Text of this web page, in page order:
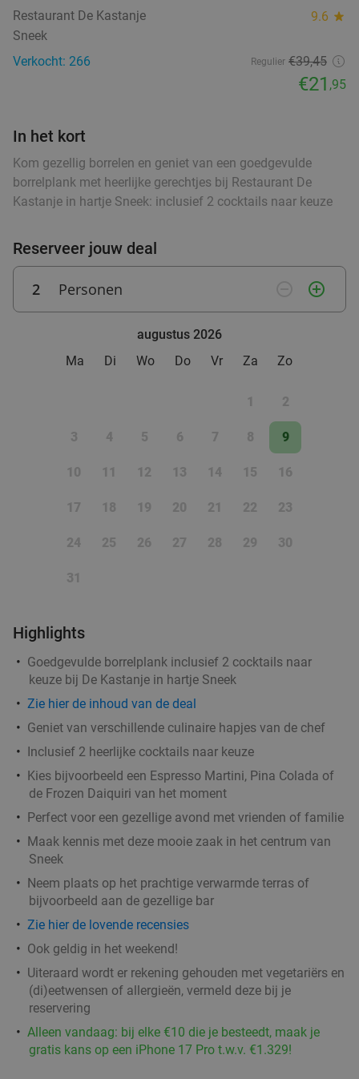
food
food
Wo
Hof van Oldeberkoop
9.6star
27 min.directions_car
44%
3-gangen keuzediner bij Heerlijkheid
Heerlijkheid
Marum directions_car
,20
Restaurant De Kastanje 9.6 star
Sneek
Verkocht: 266
Regulier €39,45
€21 ,95
In het kort
Kom gezellig borrelen en geniet van een goedgevulde
borrelplank met heerlijke gerechtjes bij Restaurant De
Kastanje in hartje Sneek: inclusief 2 cocktails naar keuze
Reserveer jouw deal
2 Personen add_circle_outline
augustus 2026
Ma
Di Wo Do Vr Za Zo
1 2
3 4 5 6 7 8 9
10 11 12 13 14 15 16
17 18 19 20 21 22 23
24 25 26 27 28 29 30
31
Highlights
Goedgevulde borrelplank inclusief 2 cocktails naar
keuze bij De Kastanje in hartje Sneek
Zie hier de inhoud van de deal
Geniet van verschillende culinaire hapjes van de chef
Inclusief 2 heerlijke cocktails naar keuze
Kies bijvoorbeeld een Espresso Martini, Pina Colada of
de Frozen Daiquiri van het moment
Perfect voor een gezellige avond met vrienden of familie
Maak kennis met deze mooie zaak in het centrum van
Sneek
Neem plaats op het prachtige verwarmde terras of
bijvoorbeeld aan de gezellige bar
Zie hier de lovende recensies
Ook geldig in het weekend!
Uiteraard wordt er rekening gehouden met vegetariërs en
(di)eetwensen of allergieën, vermeld deze bij je
reservering
Alleen vandaag: bij elke €10 die je besteedt, maak je
gratis kans op een iPhone 17 Pro t.w.v. €1.329!